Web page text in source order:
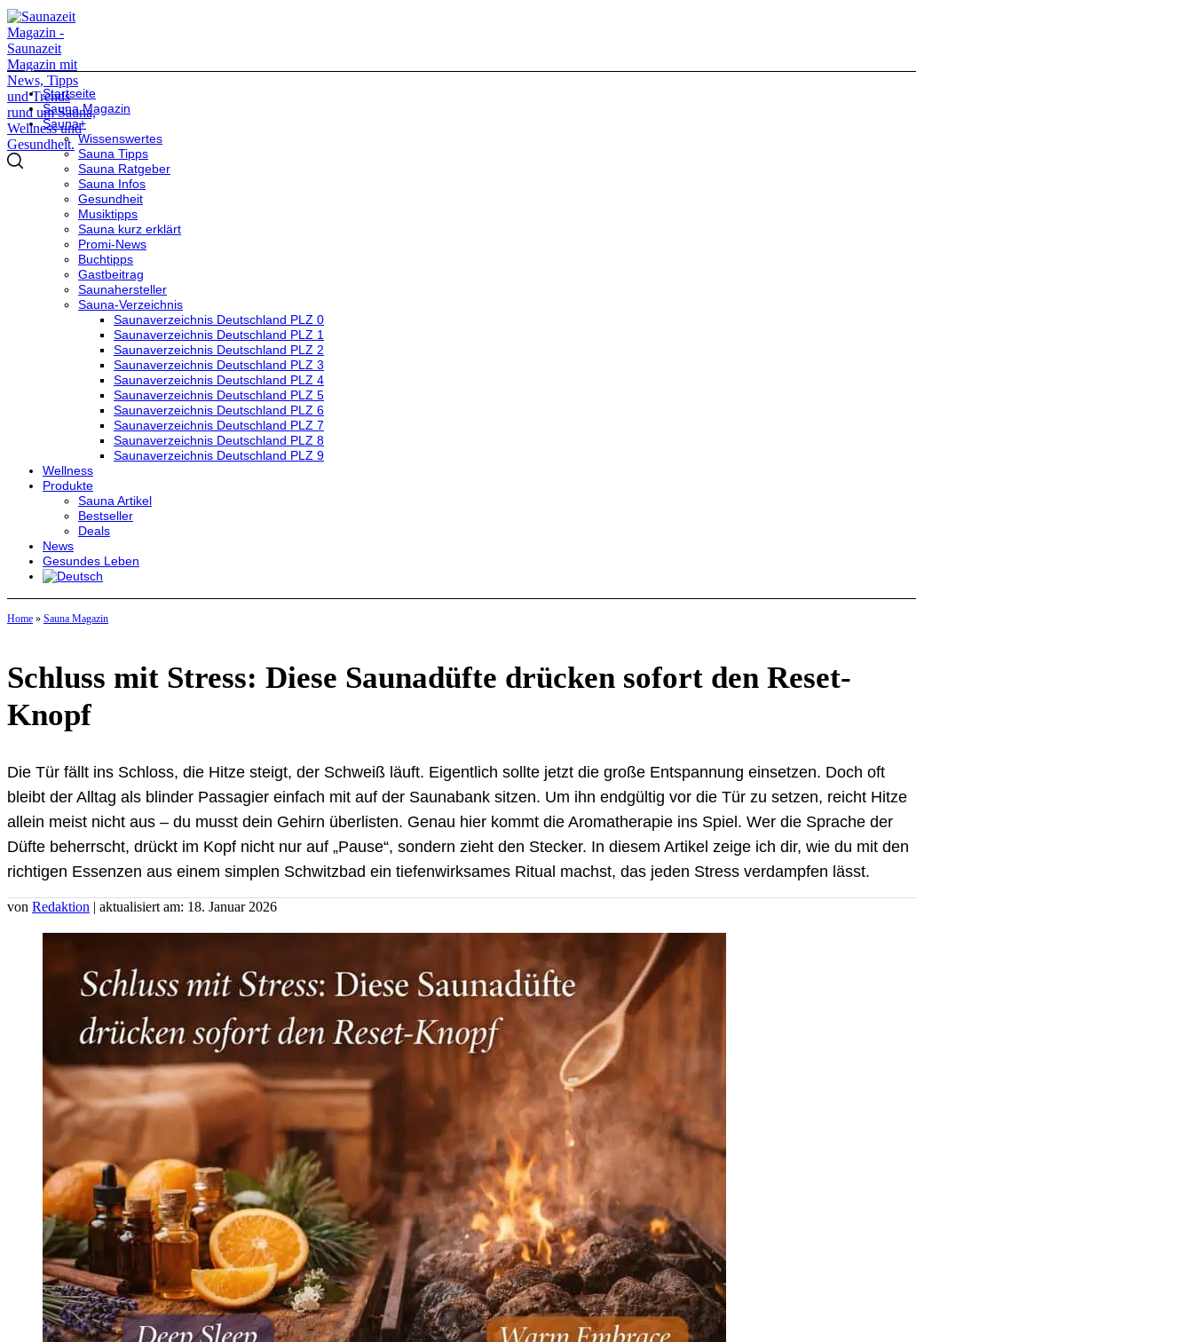
Startseite
Sauna Magazin
Sauna+
Wissenswertes
Sauna Tipps
Sauna Ratgeber
Sauna Infos
Gesundheit
Musiktipps
Sauna kurz erklärt
Promi-News
Buchtipps
Gastbeitrag
Saunahersteller
Sauna-Verzeichnis
Saunaverzeichnis Deutschland PLZ 0
Saunaverzeichnis Deutschland PLZ 1
Saunaverzeichnis Deutschland PLZ 2
Saunaverzeichnis Deutschland PLZ 3
Saunaverzeichnis Deutschland PLZ 4
Saunaverzeichnis Deutschland PLZ 5
Saunaverzeichnis Deutschland PLZ 6
Saunaverzeichnis Deutschland PLZ 7
Saunaverzeichnis Deutschland PLZ 8
Saunaverzeichnis Deutschland PLZ 9
Wellness
Produkte
Sauna Artikel
Bestseller
Deals
News
Gesundes Leben
Home » Sauna Magazin
Schluss mit Stress: Diese Saunadüfte drücken sofort den Reset-
Knopf
Die Tür fällt ins Schloss, die Hitze steigt, der Schweiß läuft. Eigentlich sollte jetzt die große Entspannung einsetzen. Doch oft
bleibt der Alltag als blinder Passagier einfach mit auf der Saunabank sitzen. Um ihn endgültig vor die Tür zu setzen, reicht Hitze
allein meist nicht aus – du musst dein Gehirn überlisten. Genau hier kommt die Aromatherapie ins Spiel. Wer die Sprache der
Düfte beherrscht, drückt im Kopf nicht nur auf „Pause“, sondern zieht den Stecker. In diesem Artikel zeige ich dir, wie du mit den
richtigen Essenzen aus einem simplen Schwitzbad ein tiefenwirksames Ritual machst, das jeden Stress verdampfen lässt.
von Redaktion | aktualisiert am: 18. Januar 2026